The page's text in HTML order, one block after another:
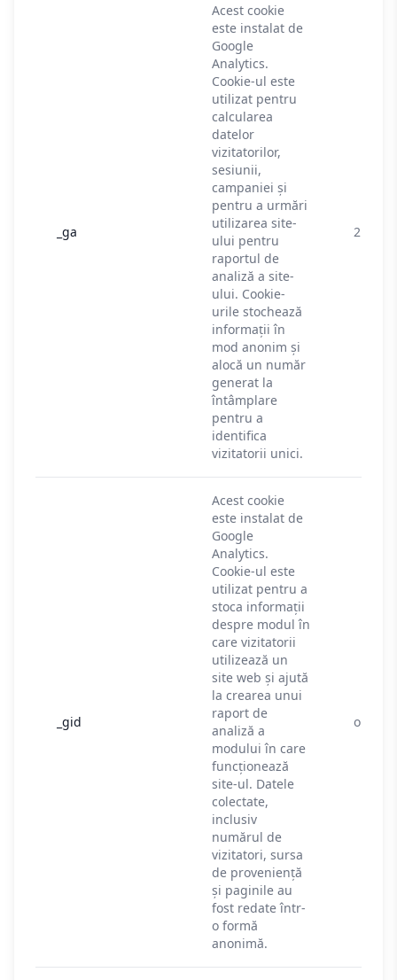
_ga
Acest cookie
este instalat de
Google
Analytics.
Cookie-ul este
utilizat pentru
calcularea
datelor
vizitatorilor,
sesiunii,
campaniei și
pentru a urmări
utilizarea site-
ului pentru
raportul de
analiză a site-
ului. Cookie-
urile stochează
informații în
mod anonim și
alocă un număr
generat la
întâmplare
pentru a
identifica
vizitatorii unici.
2 ani
_gid
Acest cookie
este instalat de
Google
Analytics.
Cookie-ul este
utilizat pentru a
stoca informații
despre modul în
care vizitatorii
utilizează un
site web și ajută
la crearea unui
raport de
analiză a
modului în care
funcționează
site-ul. Datele
colectate,
inclusiv
numărul de
vizitatori, sursa
de proveniență
și paginile au
fost redate într-
o formă
anonimă.
o zi